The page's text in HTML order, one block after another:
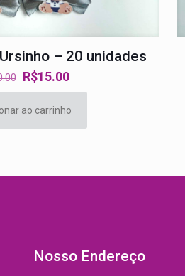
– 20 unidades
O
preço
original
era:
R$15.00O
preço
atual
é:
ao carrinho
Nosso Endereço